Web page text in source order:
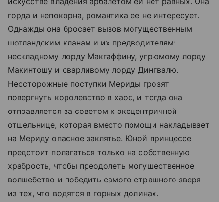
горда и непокорна, романтика ее не интересует.
Однажды она бросает вызов могущественным
шотландским кланам и их предводителям:
нескладному лорду Макгаффину, угрюмому лорду
Макинтошу и сварливому лорду Дингвалю.
Неосторожные поступки Мериды грозят
повергнуть королевство в хаос, и тогда она
отправляется за советом к эксцентричной
отшельнице, которая вместо помощи накладывает
на Мериду опасное заклятье. Юной принцессе
предстоит полагаться только на собственную
храбрость, чтобы преодолеть могущественное
волшебство и победить самого страшного зверя
из тех, что водятся в горных долинах.